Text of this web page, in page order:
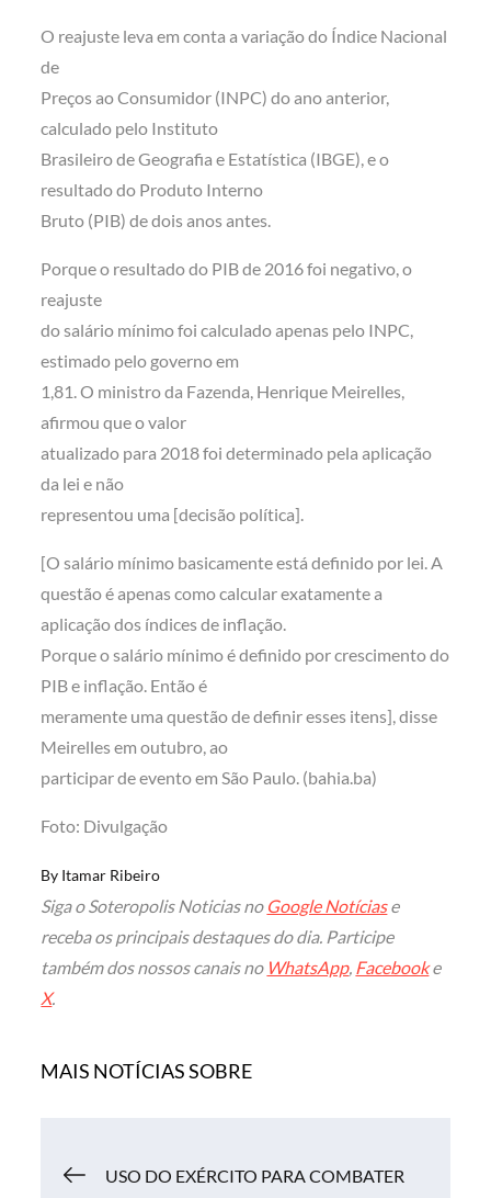
O reajuste leva em conta a variação do Índice Nacional
de
Preços ao Consumidor (INPC) do ano anterior,
calculado pelo Instituto
Brasileiro de Geografia e Estatística (IBGE), e o
resultado do Produto Interno
Bruto (PIB) de dois anos antes.
Porque o resultado do PIB de 2016 foi negativo, o
reajuste
do salário mínimo foi calculado apenas pelo INPC,
estimado pelo governo em
1,81. O ministro da Fazenda, Henrique Meirelles,
afirmou que o valor
atualizado para 2018 foi determinado pela aplicação
da lei e não
representou uma [decisão política].
[O salário mínimo basicamente está definido por lei. A
questão é apenas como calcular exatamente a
aplicação dos índices de inflação.
Porque o salário mínimo é definido por crescimento do
PIB e inflação. Então é
meramente uma questão de definir esses itens], disse
Meirelles em outubro, ao
participar de evento em São Paulo. (bahia.ba)
Foto: Divulgação
By Itamar Ribeiro
Siga o Soteropolis Noticias no Google Notíciase
receba os principais destaques do dia. Participe
também dos nossos canais no WhatsApp, Facebooke
X.
MAIS NOTÍCIAS SOBRE
Navegação
USO DO EXÉRCITO PARA COMBATER